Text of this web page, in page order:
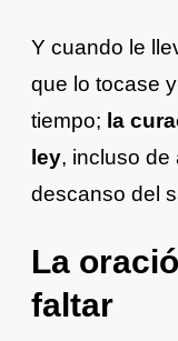
Y cuando le
que lo tocase
tiempo; la
ley, incluso de
descanso del
La
faltar